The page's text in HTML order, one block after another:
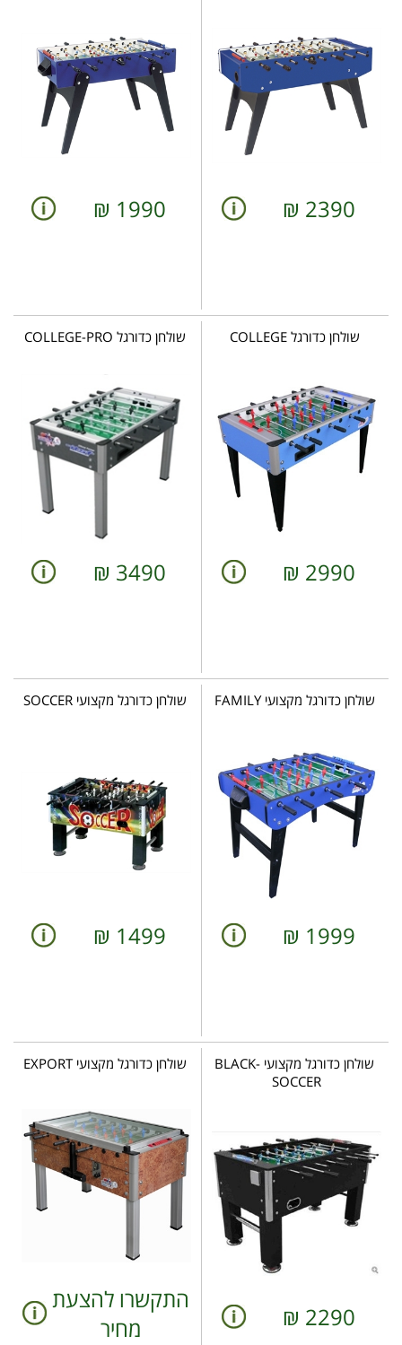
2390
₪
1990
₪
שולחן כדורגל COLLEGE
2990
₪
שולחן כדורגל COLLEGE-PRO
3490
₪
שולחן כדורגל מקצועי FAMILY
1999
₪
שולחן כדורגל מקצועי SOCCER
1499
₪
שולחן כדורגל מקצועי BLACK-
SOCCER
2290
₪
שולחן כדורגל מקצועי EXPORT
התקשרו להצעת
מחיר